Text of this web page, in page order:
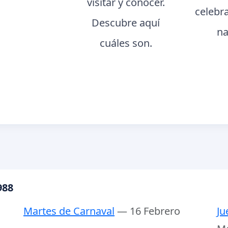
Descubre aquí
cuáles son.
Martes de Carnaval — 16 Febrero